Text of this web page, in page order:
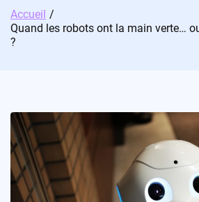
Accueil
Quand les robots ont la main verte…
?